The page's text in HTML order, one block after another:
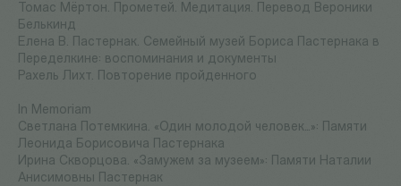
Томас Мёртон. Прометей. Медитация. Перевод Вероники
Белькинд
Елена В. Пастернак. Семейный музей Бориса Пастернака в
Переделкине: воспоминания и документы
Рахель Лихт. Повторение пройденного
In Memoriam
Светлана Потемкина. «Один молодой человек…»: Памяти
Леонида Борисовича Пастернака
Ирина Скворцова. «Замужем за музеем»: Памяти Наталии
Анисимовны Пастернак